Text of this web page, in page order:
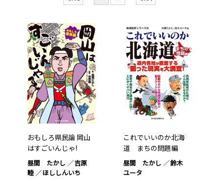
おもしろ県民論 岡山
はすごいんじゃ!
昼間 たかし
吉原
睦
ほししんいち
これでいいのか北海
道 まちの問題編
昼間 たかし
鈴木
ユータ